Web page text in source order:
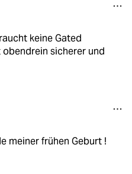
keine Gated
sicherer und
meiner frühen Geburt !